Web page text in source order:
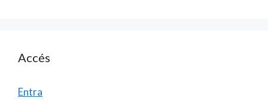
Accés
Entra